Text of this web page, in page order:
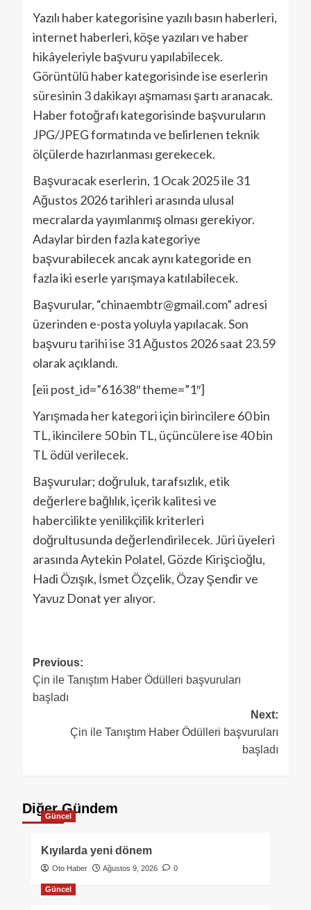
Yazılı haber kategorisine yazılı basın haberleri,
internet haberleri, köşe yazıları ve haber
hikâyeleriyle başvuru yapılabilecek.
Görüntülü haber kategorisinde ise eserlerin
süresinin 3 dakikayı aşmaması şartı aranacak.
Haber fotoğrafı kategorisinde başvuruların
JPG/JPEG formatında ve belirlenen teknik
ölçülerde hazırlanması gerekecek.
Başvuracak eserlerin, 1 Ocak 2025 ile 31
Ağustos 2026 tarihleri arasında ulusal
mecralarda yayımlanmış olması gerekiyor.
Adaylar birden fazla kategoriye
başvurabilecek ancak aynı kategoride en
fazla iki eserle yarışmaya katılabilecek.
Başvurular, “chinaembtr@gmail.com” adresi
üzerinden e-posta yoluyla yapılacak. Son
başvuru tarihi ise 31 Ağustos 2026 saat 23.59
olarak açıklandı.
[eii post_id=”61638″ theme=”1″]
Yarışmada her kategori için birincilere 60 bin
TL, ikincilere 50 bin TL, üçüncülere ise 40 bin
TL ödül verilecek.
Başvurular; doğruluk, tarafsızlık, etik
değerlere bağlılık, içerik kalitesi ve
habercilikte yenilikçilik kriterleri
doğrultusunda değerlendirilecek. Jüri üyeleri
arasında Aytekin Polatel, Gözde Kirişcioğlu,
Hadi Özışık, İsmet Özçelik, Özay Şendir ve
Yavuz Donat yer alıyor.
Previous:
Çin ile Tanıştım Haber Ödülleri başvuruları
başladı
Next:
Çin ile Tanıştım Haber Ödülleri başvuruları
başladı
Diğer Gündem
Güncel
Kıyılarda yeni dönem
Oto Haber Ağustos 9, 2026 0
Güncel